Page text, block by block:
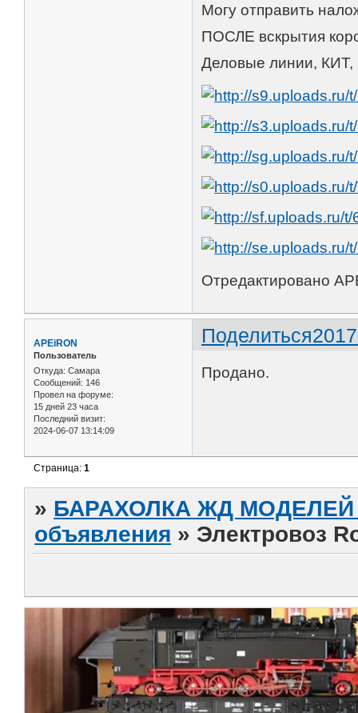
Могу отправить
ПОСЛЕ вскрытия
Деловые линии,
Отредактировано
Поделиться
APEiRON
Пользователь
Откуда: Самара
Сообщений: 146
Провел на форуме:
15 дней 23 часа
Последний визит:
2024-06-07 13:14:09
Продано.
Страница:1
» БАРАХОЛКА ЖД МОДЕЛЕЙ
объявления » Электровоз